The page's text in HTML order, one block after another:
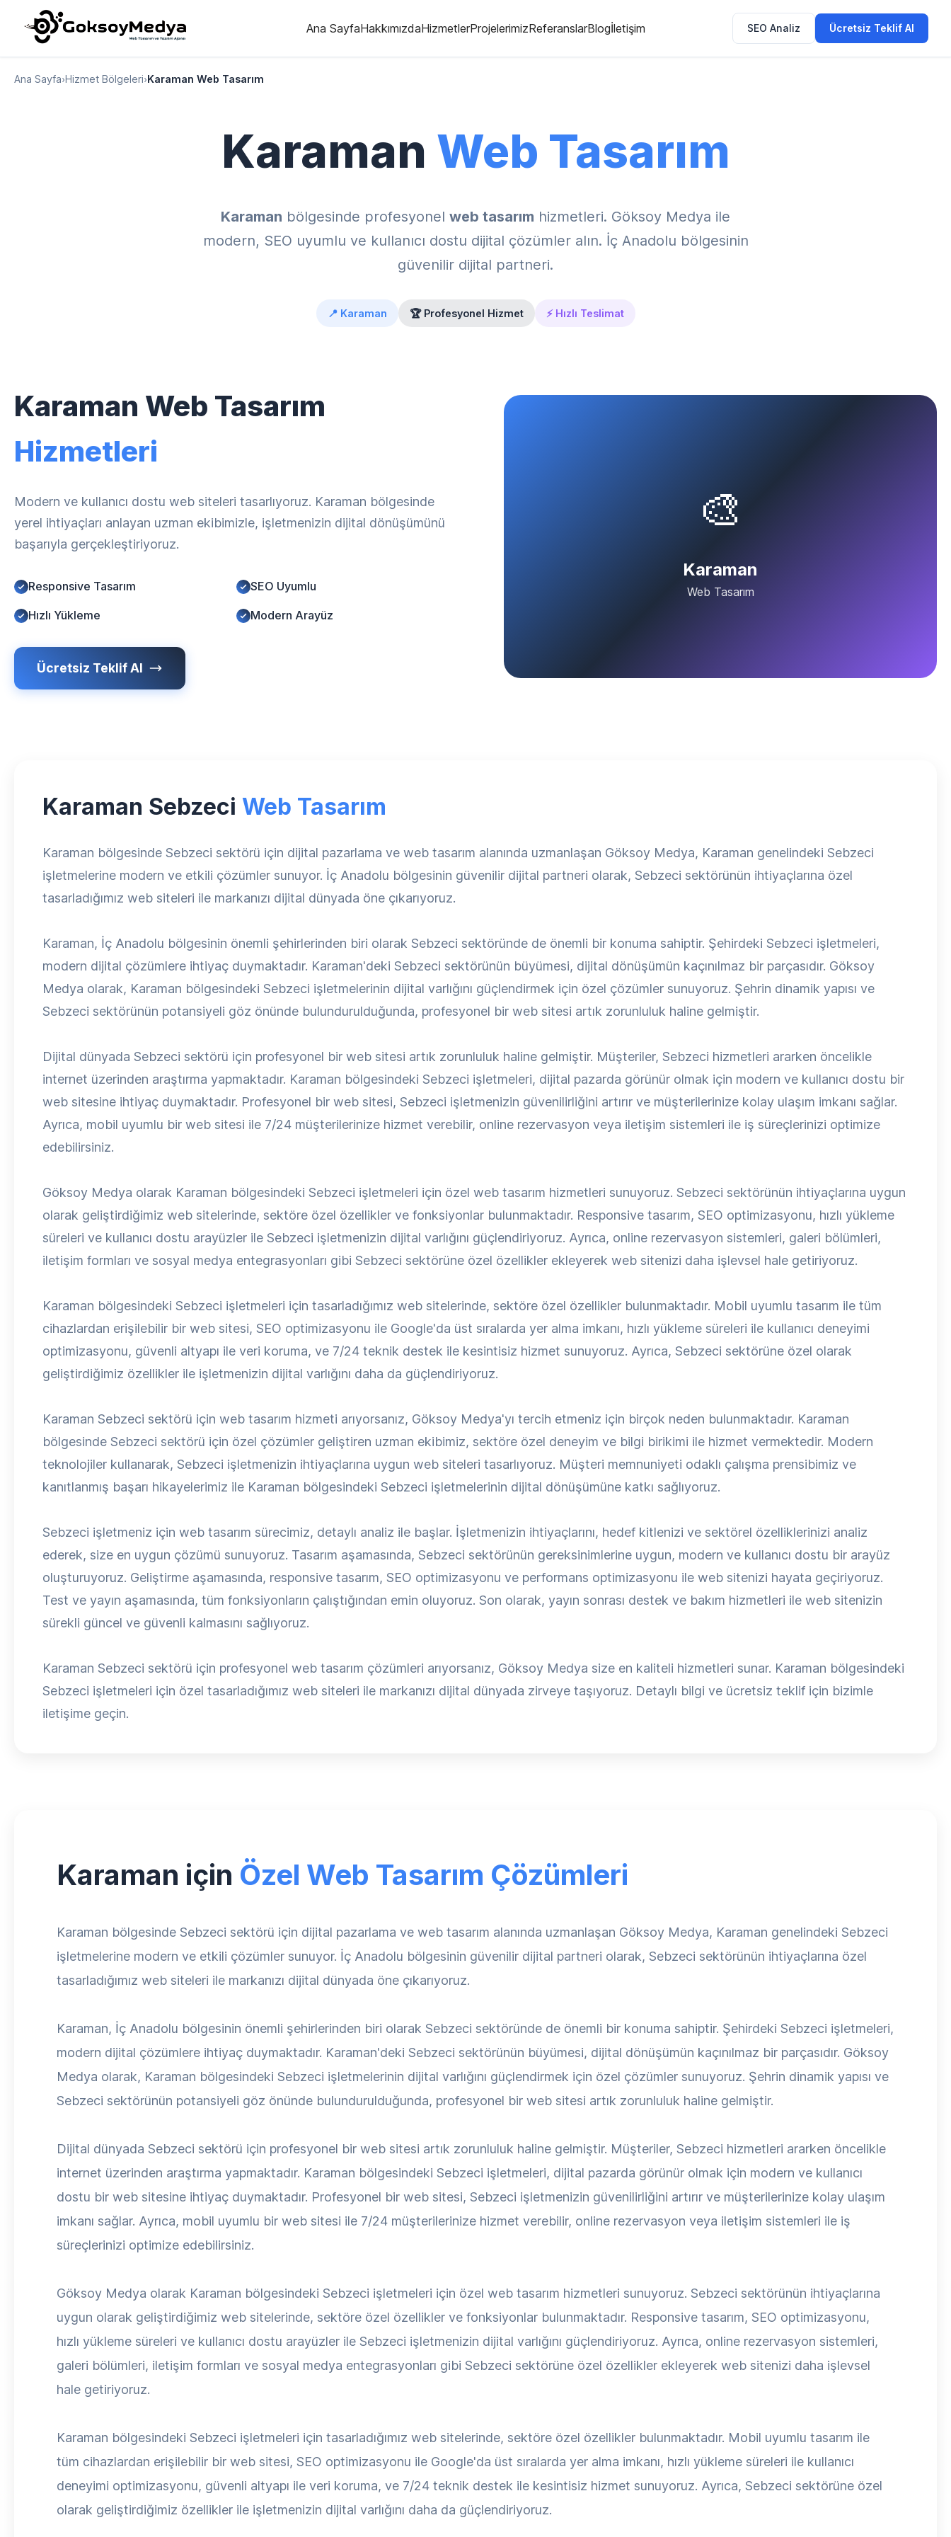
Ana SayfaHakkımızdaHizmetlerProjelerimizReferanslarBlogİletişim SEO Analiz Ücretsiz Teklif Al
Ana Sayfa›Hizmet Bölgeleri›Karaman Web Tasarım
Karaman Web Tasarım
Karaman bölgesinde profesyonel web tasarım hizmetleri. Göksoy Medya ile
modern, SEO uyumlu ve kullanıcı dostu dijital çözümler alın. İç Anadolu bölgesinin
güvenilir dijital partneri.
📍 Karaman 🏆 Profesyonel Hizmet ⚡ Hızlı Teslimat
Karaman Web Tasarım
Hizmetleri
Modern ve kullanıcı dostu web siteleri tasarlıyoruz. Karaman bölgesinde
yerel ihtiyaçları anlayan uzman ekibimizle, işletmenizin dijital dönüşümünü
başarıyla gerçekleştiriyoruz.
Responsive Tasarım SEO Uyumlu
Hızlı Yükleme Modern Arayüz
Ücretsiz Teklif Al
🎨
Karaman
Web Tasarım
Karaman Sebzeci Web Tasarım
Karaman bölgesinde Sebzeci sektörü için dijital pazarlama ve web tasarım alanında uzmanlaşan Göksoy Medya, Karaman genelindeki Sebzeci
işletmelerine modern ve etkili çözümler sunuyor. İç Anadolu bölgesinin güvenilir dijital partneri olarak, Sebzeci sektörünün ihtiyaçlarına özel
tasarladığımız web siteleri ile markanızı dijital dünyada öne çıkarıyoruz.
Karaman, İç Anadolu bölgesinin önemli şehirlerinden biri olarak Sebzeci sektöründe de önemli bir konuma sahiptir. Şehirdeki Sebzeci işletmeleri,
modern dijital çözümlere ihtiyaç duymaktadır. Karaman'deki Sebzeci sektörünün büyümesi, dijital dönüşümün kaçınılmaz bir parçasıdır. Göksoy
Medya olarak, Karaman bölgesindeki Sebzeci işletmelerinin dijital varlığını güçlendirmek için özel çözümler sunuyoruz. Şehrin dinamik yapısı ve
Sebzeci sektörünün potansiyeli göz önünde bulundurulduğunda, profesyonel bir web sitesi artık zorunluluk haline gelmiştir.
Dijital dünyada Sebzeci sektörü için profesyonel bir web sitesi artık zorunluluk haline gelmiştir. Müşteriler, Sebzeci hizmetleri ararken öncelikle
internet üzerinden araştırma yapmaktadır. Karaman bölgesindeki Sebzeci işletmeleri, dijital pazarda görünür olmak için modern ve kullanıcı dostu bir
web sitesine ihtiyaç duymaktadır. Profesyonel bir web sitesi, Sebzeci işletmenizin güvenilirliğini artırır ve müşterilerinize kolay ulaşım imkanı sağlar.
Ayrıca, mobil uyumlu bir web sitesi ile 7/24 müşterilerinize hizmet verebilir, online rezervasyon veya iletişim sistemleri ile iş süreçlerinizi optimize
edebilirsiniz.
Göksoy Medya olarak Karaman bölgesindeki Sebzeci işletmeleri için özel web tasarım hizmetleri sunuyoruz. Sebzeci sektörünün ihtiyaçlarına uygun
olarak geliştirdiğimiz web sitelerinde, sektöre özel özellikler ve fonksiyonlar bulunmaktadır. Responsive tasarım, SEO optimizasyonu, hızlı yükleme
süreleri ve kullanıcı dostu arayüzler ile Sebzeci işletmenizin dijital varlığını güçlendiriyoruz. Ayrıca, online rezervasyon sistemleri, galeri bölümleri,
iletişim formları ve sosyal medya entegrasyonları gibi Sebzeci sektörüne özel özellikler ekleyerek web sitenizi daha işlevsel hale getiriyoruz.
Karaman bölgesindeki Sebzeci işletmeleri için tasarladığımız web sitelerinde, sektöre özel özellikler bulunmaktadır. Mobil uyumlu tasarım ile tüm
cihazlardan erişilebilir bir web sitesi, SEO optimizasyonu ile Google'da üst sıralarda yer alma imkanı, hızlı yükleme süreleri ile kullanıcı deneyimi
optimizasyonu, güvenli altyapı ile veri koruma, ve 7/24 teknik destek ile kesintisiz hizmet sunuyoruz. Ayrıca, Sebzeci sektörüne özel olarak
geliştirdiğimiz özellikler ile işletmenizin dijital varlığını daha da güçlendiriyoruz.
Karaman Sebzeci sektörü için web tasarım hizmeti arıyorsanız, Göksoy Medya'yı tercih etmeniz için birçok neden bulunmaktadır. Karaman
bölgesinde Sebzeci sektörü için özel çözümler geliştiren uzman ekibimiz, sektöre özel deneyim ve bilgi birikimi ile hizmet vermektedir. Modern
teknolojiler kullanarak, Sebzeci işletmenizin ihtiyaçlarına uygun web siteleri tasarlıyoruz. Müşteri memnuniyeti odaklı çalışma prensibimiz ve
kanıtlanmış başarı hikayelerimiz ile Karaman bölgesindeki Sebzeci işletmelerinin dijital dönüşümüne katkı sağlıyoruz.
Sebzeci işletmeniz için web tasarım sürecimiz, detaylı analiz ile başlar. İşletmenizin ihtiyaçlarını, hedef kitlenizi ve sektörel özelliklerinizi analiz
ederek, size en uygun çözümü sunuyoruz. Tasarım aşamasında, Sebzeci sektörünün gereksinimlerine uygun, modern ve kullanıcı dostu bir arayüz
oluşturuyoruz. Geliştirme aşamasında, responsive tasarım, SEO optimizasyonu ve performans optimizasyonu ile web sitenizi hayata geçiriyoruz.
Test ve yayın aşamasında, tüm fonksiyonların çalıştığından emin oluyoruz. Son olarak, yayın sonrası destek ve bakım hizmetleri ile web sitenizin
sürekli güncel ve güvenli kalmasını sağlıyoruz.
Karaman Sebzeci sektörü için profesyonel web tasarım çözümleri arıyorsanız, Göksoy Medya size en kaliteli hizmetleri sunar. Karaman bölgesindeki
Sebzeci işletmeleri için özel tasarladığımız web siteleri ile markanızı dijital dünyada zirveye taşıyoruz. Detaylı bilgi ve ücretsiz teklif için bizimle
iletişime geçin.
Karaman için Özel Web Tasarım Çözümleri
Karaman bölgesinde Sebzeci sektörü için dijital pazarlama ve web tasarım alanında uzmanlaşan Göksoy Medya, Karaman genelindeki Sebzeci
işletmelerine modern ve etkili çözümler sunuyor. İç Anadolu bölgesinin güvenilir dijital partneri olarak, Sebzeci sektörünün ihtiyaçlarına özel
tasarladığımız web siteleri ile markanızı dijital dünyada öne çıkarıyoruz.
Karaman, İç Anadolu bölgesinin önemli şehirlerinden biri olarak Sebzeci sektöründe de önemli bir konuma sahiptir. Şehirdeki Sebzeci işletmeleri,
modern dijital çözümlere ihtiyaç duymaktadır. Karaman'deki Sebzeci sektörünün büyümesi, dijital dönüşümün kaçınılmaz bir parçasıdır. Göksoy
Medya olarak, Karaman bölgesindeki Sebzeci işletmelerinin dijital varlığını güçlendirmek için özel çözümler sunuyoruz. Şehrin dinamik yapısı ve
Sebzeci sektörünün potansiyeli göz önünde bulundurulduğunda, profesyonel bir web sitesi artık zorunluluk haline gelmiştir.
Dijital dünyada Sebzeci sektörü için profesyonel bir web sitesi artık zorunluluk haline gelmiştir. Müşteriler, Sebzeci hizmetleri ararken öncelikle
internet üzerinden araştırma yapmaktadır. Karaman bölgesindeki Sebzeci işletmeleri, dijital pazarda görünür olmak için modern ve kullanıcı
dostu bir web sitesine ihtiyaç duymaktadır. Profesyonel bir web sitesi, Sebzeci işletmenizin güvenilirliğini artırır ve müşterilerinize kolay ulaşım
imkanı sağlar. Ayrıca, mobil uyumlu bir web sitesi ile 7/24 müşterilerinize hizmet verebilir, online rezervasyon veya iletişim sistemleri ile iş
süreçlerinizi optimize edebilirsiniz.
Göksoy Medya olarak Karaman bölgesindeki Sebzeci işletmeleri için özel web tasarım hizmetleri sunuyoruz. Sebzeci sektörünün ihtiyaçlarına
uygun olarak geliştirdiğimiz web sitelerinde, sektöre özel özellikler ve fonksiyonlar bulunmaktadır. Responsive tasarım, SEO optimizasyonu,
hızlı yükleme süreleri ve kullanıcı dostu arayüzler ile Sebzeci işletmenizin dijital varlığını güçlendiriyoruz. Ayrıca, online rezervasyon sistemleri,
galeri bölümleri, iletişim formları ve sosyal medya entegrasyonları gibi Sebzeci sektörüne özel özellikler ekleyerek web sitenizi daha işlevsel
hale getiriyoruz.
Karaman bölgesindeki Sebzeci işletmeleri için tasarladığımız web sitelerinde, sektöre özel özellikler bulunmaktadır. Mobil uyumlu tasarım ile
tüm cihazlardan erişilebilir bir web sitesi, SEO optimizasyonu ile Google'da üst sıralarda yer alma imkanı, hızlı yükleme süreleri ile kullanıcı
deneyimi optimizasyonu, güvenli altyapı ile veri koruma, ve 7/24 teknik destek ile kesintisiz hizmet sunuyoruz. Ayrıca, Sebzeci sektörüne özel
olarak geliştirdiğimiz özellikler ile işletmenizin dijital varlığını daha da güçlendiriyoruz.